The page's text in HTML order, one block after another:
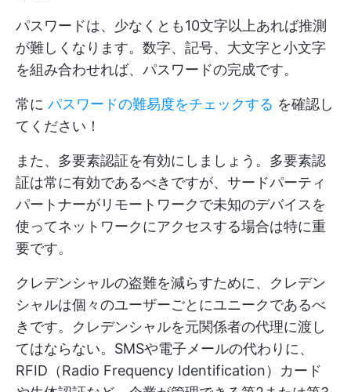
パスワードは、少なくとも10文字以上あれば推測
が難しくなります。数字、記号、大文字と小文字
を組み合わせれば、パスワードの完成です。
常に パスワードの難易度をチェックする を確認し
てください！
また、多要素認証を有効にしましょう。多要素認
証は常に有効であるべきですが、サードパーティ
パートナーがリモートワークで未知のデバイスを
使ってネットワークにアクセスする場合は特に重
要です。
クレデンシャルの盗難を減らすために、クレデン
シャルは個々のユーザーごとにユニークであるべ
きです。クレデンシャルを元関係者の代理に渡し
てはならない。SMSや電子メールの代わりに、
RFID（Radio Frequency Identification）カード